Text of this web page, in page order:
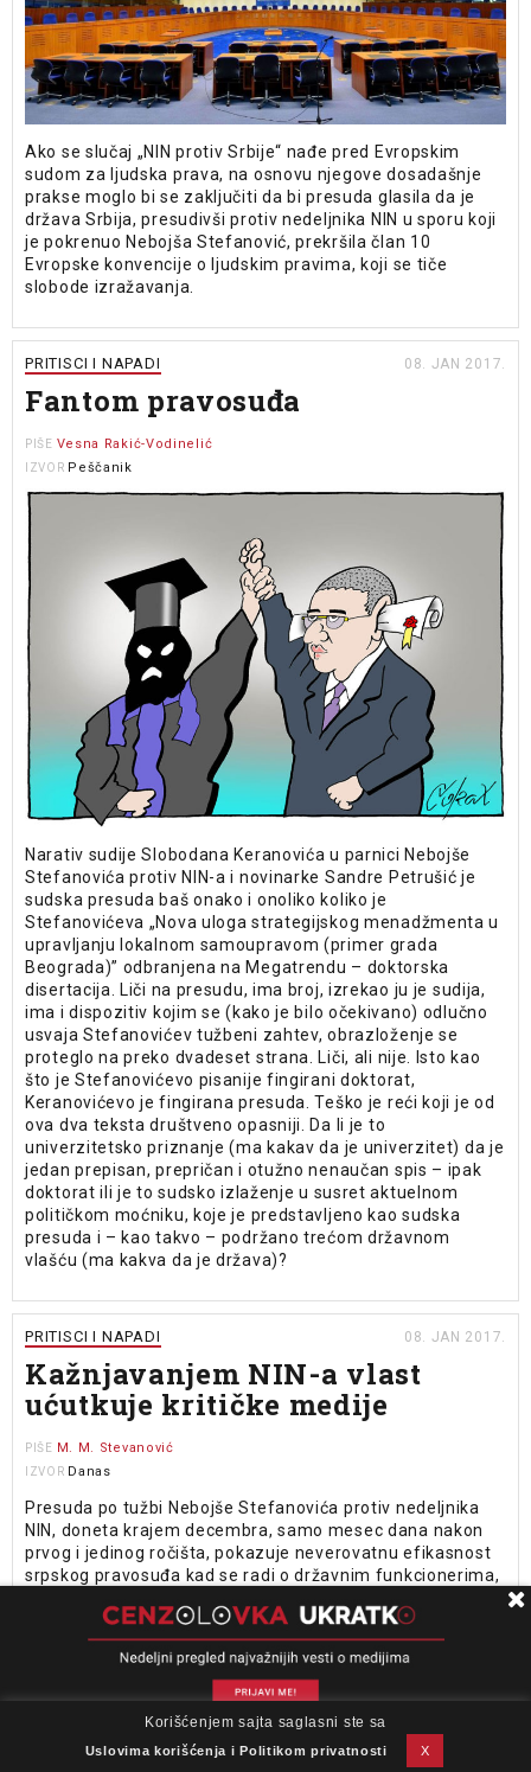
Ako se slučaj „NIN protiv Srbije“ nađe pred Evropskim
sudom za ljudska prava, na osnovu njegove dosadašnje
prakse moglo bi se zaključiti da bi presuda glasila da je
država Srbija, presudivši protiv nedeljnika NIN u sporu koji
je pokrenuo Nebojša Stefanović, prekršila član 10
Evropske konvencije o ljudskim pravima, koji se tiče
slobode izražavanja.
PRITISCI I NAPADI 08. JAN 2017.
Fantom pravosuđa
PIŠE Vesna Rakić-Vodinelić
IZVOR Peščanik
Narativ sudije Slobodana Keranovića u parnici Nebojše
Stefanovića protiv NIN-a i novinarke Sandre Petrušić je
sudska presuda baš onako i onoliko koliko je
Stefanovićeva „Nova uloga strategijskog menadžmenta u
upravljanju lokalnom samoupravom (primer grada
Beograda)” odbranjena na Megatrendu – doktorska
disertacija. Liči na presudu, ima broj, izrekao ju je sudija,
ima i dispozitiv kojim se (kako je bilo očekivano) odlučno
usvaja Stefanovićev tužbeni zahtev, obrazloženje se
proteglo na preko dvadeset strana. Liči, ali nije. Isto kao
što je Stefanovićevo pisanije fingirani doktorat,
Keranovićevo je fingirana presuda. Teško je reći koji je od
ova dva teksta društveno opasniji. Da li je to
univerzitetsko priznanje (ma kakav da je univerzitet) da je
jedan prepisan, prepričan i otužno nenaučan spis – ipak
doktorat ili je to sudsko izlaženje u susret aktuelnom
političkom moćniku, koje je predstavljeno kao sudska
presuda i – kao takvo – podržano trećom državnom
vlašću (ma kakva da je država)?
PRITISCI I NAPADI 08. JAN 2017.
Kažnjavanjem NIN-a vlast
ućutkuje kritičke medije
PIŠE M. M. Stevanović
IZVOR Danas
Presuda po tužbi Nebojše Stefanovića protiv nedeljnika
NIN, doneta krajem decembra, samo mesec dana nakon
prvog i jedinog ročišta, pokazuje neverovatnu efikasnost
srpskog pravosuđa kad se radi o državnim funkcionerima,
naših sagovornika i sagovornica, umnogome podseća na
devedesete.
Impresum Podrška Kontakt
Newsletter
Uslovi korišćenja
Korišćenjem sajta saglasni ste sa
Uslovima korišćenja i Politikom privatnosti X